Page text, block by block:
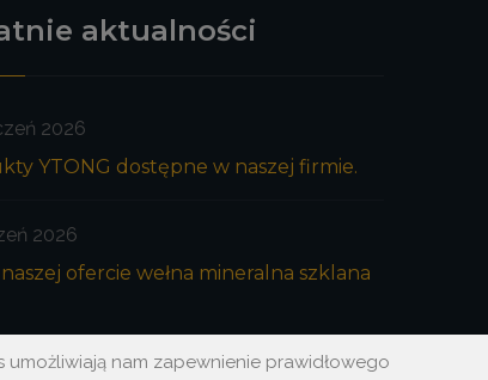
nam zapewnienie prawidłowego
aktualności
2026
YTONG dostępne w naszej firmie.
2026
ofercie wełna mineralna szklana